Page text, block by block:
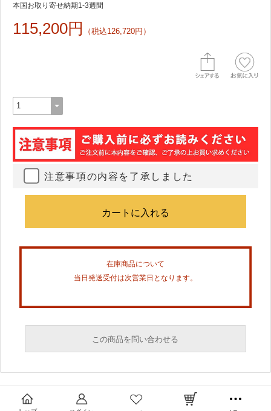
本国お取り寄せ納期1-3週間
115,200円 （税込126,720円）
注意事項の内容を了承しました
在庫商品について
当日発送受付は次営業日となります。
この商品を問い合わせる